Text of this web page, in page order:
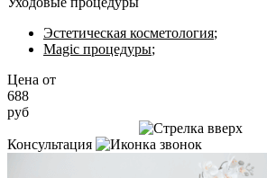
Эстетическая косметология;
Magic процедуры;
Цена от
688
руб
Консультация